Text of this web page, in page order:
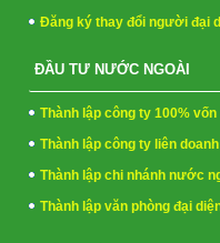
Đăng ký thay đổi người đại
ĐẦU TƯ NƯỚC NGOÀI
Thành lập công ty 100%
Thành lập công ty liên doanh
Thành lập chi nhánh nước
Thành lập văn phòng đại